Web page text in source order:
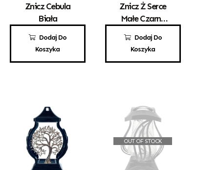
Dodaj Do
Koszyka
Znicz Cebula
Biała
70,00 zł
Dodaj Do
Koszyka
Znicz Ż Serce
Małe Czarne
69,00 zł
OUT OF STOCK